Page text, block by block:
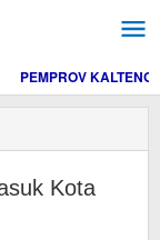
PEMPROV KALTENG
Kota